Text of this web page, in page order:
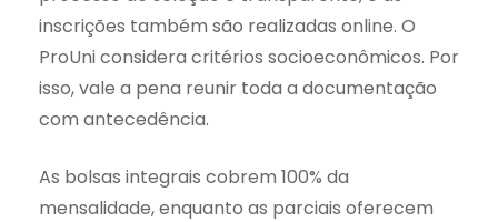
inscrições também são realizadas online. O
ProUni considera critérios socioeconômicos. Por
isso, vale a pena reunir toda a documentação
com antecedência.
As bolsas integrais cobrem 100% da
mensalidade, enquanto as parciais oferecem